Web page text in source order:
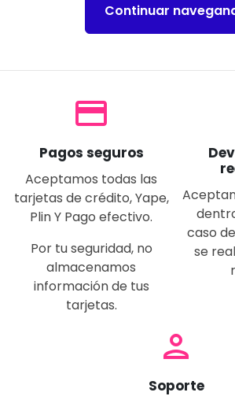
Continuar
payment
Pagos seguros
Aceptamos todas las
tarjetas de crédito, Yape,
Plin Y Pago efectivo.
Por tu seguridad, no
almacenamos
información de tus
tarjetas.
caso
se
person
Soporte